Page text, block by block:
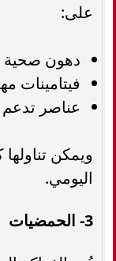
على:
دهون صحية
فيتامينات
عناصر
ويمكن
اليومي.
3- الحمضيات